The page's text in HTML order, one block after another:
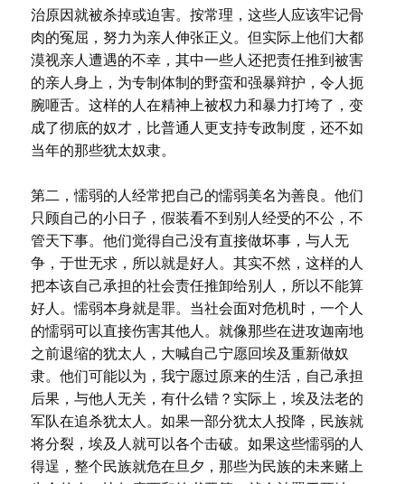
治原因就被杀掉或迫害。按常理，这些人应该牢记骨
肉的冤屈，努力为亲人伸张正义。但实际上他们大都
漠视亲人遭遇的不幸，其中一些人还把责任推到被害
的亲人身上，为专制体制的野蛮和强暴辩护，令人扼
腕咂舌。这样的人在精神上被权力和暴力打垮了，变
成了彻底的奴才，比普通人更支持专政制度，还不如
当年的那些犹太奴隶。
第二，懦弱的人经常把自己的懦弱美名为善良。他们
只顾自己的小日子，假装看不到别人经受的不公，不
管天下事。他们觉得自己没有直接做坏事，与人无
争，于世无求，所以就是好人。其实不然，这样的人
把本该自己承担的社会责任推卸给别人，所以不能算
好人。懦弱本身就是罪。当社会面对危机时，一个人
的懦弱可以直接伤害其他人。就像那些在进攻迦南地
之前退缩的犹太人，大喊自己宁愿回埃及重新做奴
隶。他们可能以为，我宁愿过原来的生活，自己承担
后果，与他人无关，有什么错？实际上，埃及法老的
军队在追杀犹太人。如果一部分犹太人投降，民族就
将分裂，埃及人就可以各个击破。如果这些懦弱的人
得逞，整个民族就危在旦夕，那些为民族的未来赌上